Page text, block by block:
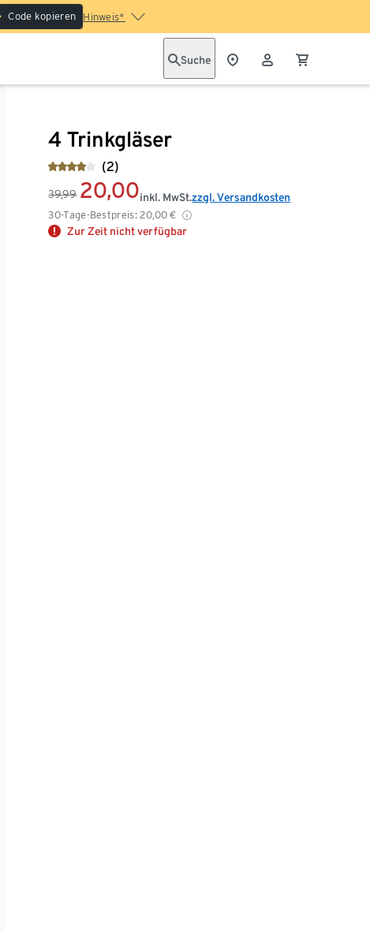
Code kopieren Hinweis*
Suche
4 Trinkgläser
(2)
39,99 20,00
30-Tage-Bestpreis: 20,00 €
inkl. MwSt.zzgl. Versandkosten
Zur Zeit nicht verfügbar